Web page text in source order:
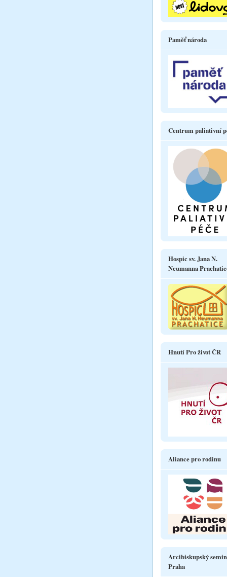
Paměť národa
Centrum paliativní
Hospic sv. Jana N.
Neumanna
Hnutí Pro život ČR
Aliance pro rodinu
Arcibiskupský
Praha